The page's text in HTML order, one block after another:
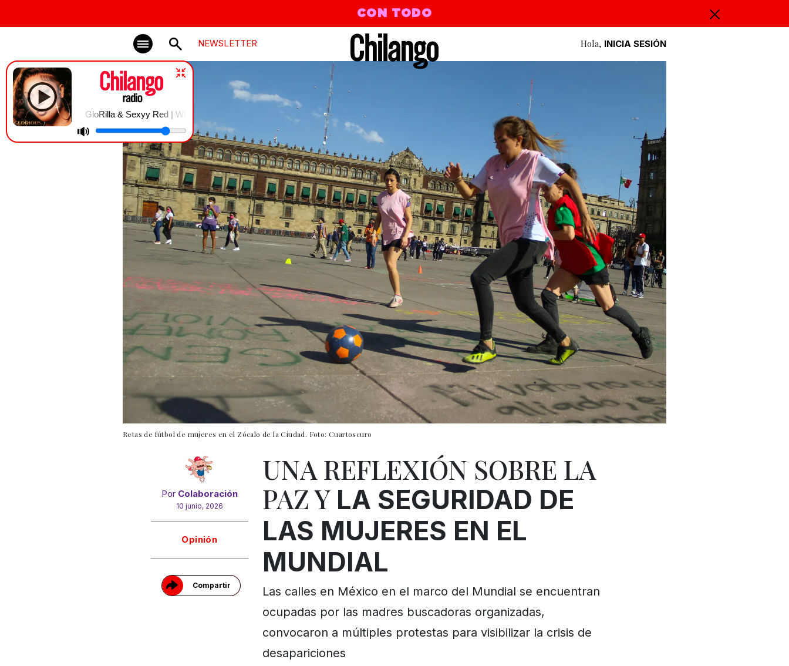
CON TODO
NEWSLETTER Hola, INICIA SESIÓN
GloRilla & Sexyy Red | WHATCHU KNO ABOUT ME
Retas de fútbol de mujeres en el Zócalo de la Ciudad. Foto: Cuartoscuro
Por Colaboración
10 junio, 2026
Opinión
Compartir
UNA REFLEXIÓN SOBRE LA
PAZ Y LA SEGURIDAD DE
LAS MUJERES EN EL
MUNDIAL
Las calles en México en el marco del Mundial se encuentran
ocupadas por las madres buscadoras organizadas,
convocaron a múltiples protestas para visibilizar la crisis de
desapariciones